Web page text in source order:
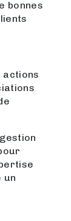
bonnes
actions
un